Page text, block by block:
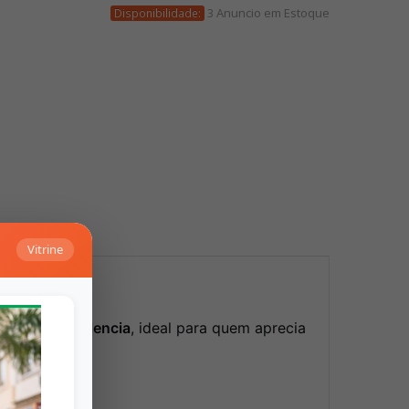
Vitrine
Disponibilidade: 3 Anuncio em Estoque
deTaça Valencia, ideal para quem aprecia